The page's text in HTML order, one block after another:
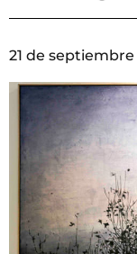
21 de septiembre